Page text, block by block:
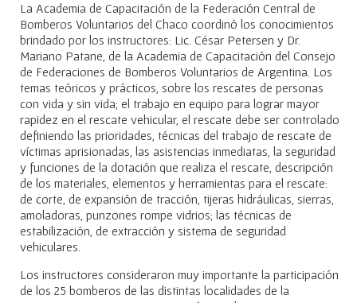
La Academia de Capacitación de la Federación Central de
Bomberos Voluntarios del Chaco coordinó los conocimientos
brindado por los instructores: Lic. César Petersen y Dr.
Mariano Patane, de la Academia de Capacitación del Consejo
de Federaciones de Bomberos Voluntarios de Argentina. Los
temas teóricos y prácticos, sobre los rescates de personas
con vida y sin vida; el trabajo en equipo para lograr mayor
rapidez en el rescate vehicular, el rescate debe ser controlado
definiendo las prioridades, técnicas del trabajo de rescate de
víctimas aprisionadas, las asistencias inmediatas, la seguridad
y funciones de la dotación que realiza el rescate, descripción
de los materiales, elementos y herramientas para el rescate:
de corte, de expansión de tracción, tijeras hidráulicas, sierras,
amoladoras, punzones rompe vidrios; las técnicas de
estabilización, de extracción y sistema de seguridad
vehiculares.
Los instructores consideraron muy importante la participación
de los 25 bomberos de las distintas localidades de la